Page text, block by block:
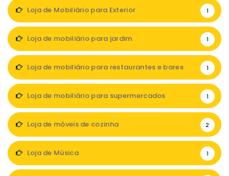
Loja de Mobiliário para Exterior 1
Loja de mobiliário para jardim 1
Loja de mobiliário para restaurantes e bares 1
Loja de mobiliário para supermercados 1
Loja de móveis de cozinha 2
Loja de Música 1